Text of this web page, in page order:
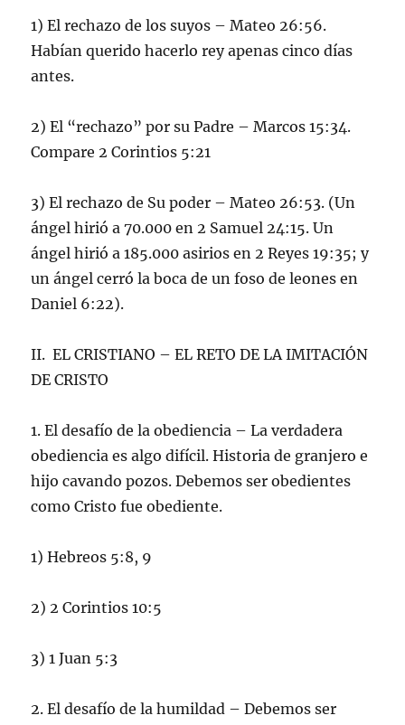
1) El rechazo de los suyos – Mateo 26:56.
Habían querido hacerlo rey apenas cinco días
antes.
2) El “rechazo” por su Padre – Marcos 15:34.
Compare 2 Corintios 5:21
3) El rechazo de Su poder – Mateo 26:53. (Un
ángel hirió a 70.000 en 2 Samuel 24:15. Un
ángel hirió a 185.000 asirios en 2 Reyes 19:35; y
un ángel cerró la boca de un foso de leones en
Daniel 6:22).
II. EL CRISTIANO – EL RETO DE LA IMITACIÓN
DE CRISTO
1. El desafío de la obediencia – La verdadera
obediencia es algo difícil. Historia de granjero e
hijo cavando pozos. Debemos ser obedientes
como Cristo fue obediente.
1) Hebreos 5:8, 9
2) 2 Corintios 10:5
3) 1 Juan 5:3
2. El desafío de la humildad – Debemos ser